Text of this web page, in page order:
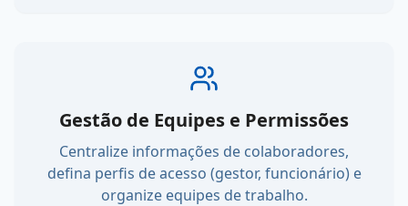
Gestão de Equipes e Permissões
Centralize informações de colaboradores,
defina perfis de acesso (gestor, funcionário) e
organize equipes de trabalho.